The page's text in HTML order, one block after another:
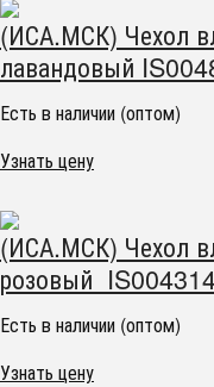
(ИСА.МСК) Чехол
лавандовый
Есть в наличии (оптом)
Узнать цену
(ИСА.МСК) Чехол
розовый
Есть в наличии (оптом)
Узнать цену